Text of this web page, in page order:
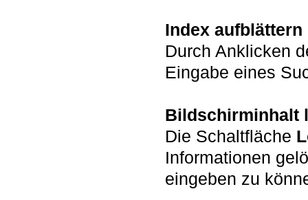
Index aufblättern
Durch Anklicken
Eingabe eines
Bildschirminhalt
Die Schaltfläche
Informationen
eingeben zu